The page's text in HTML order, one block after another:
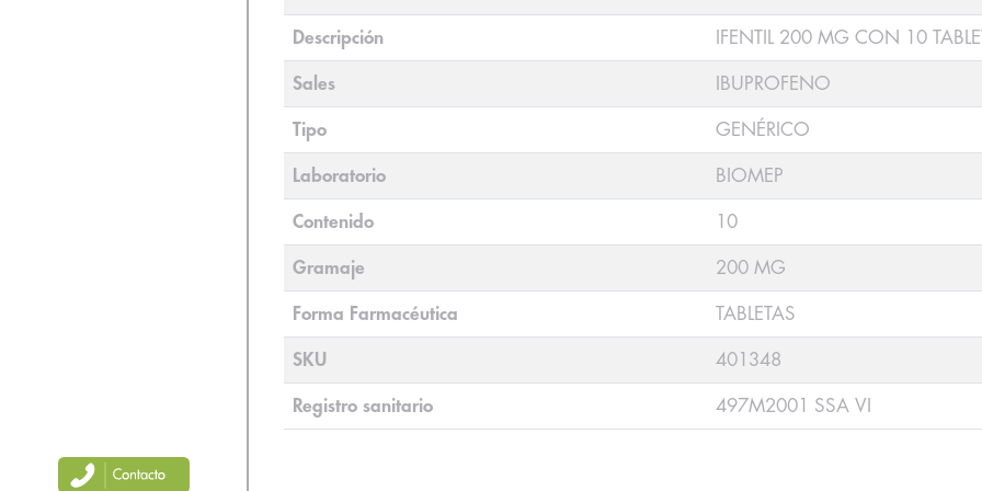
Descripción IFENTIL 200 MG CON 10
Sales IBUPROFENO
Tipo GENÉRICO
Laboratorio BIOMEP
Contenido 10
Gramaje 200 MG
Forma Farmacéutica TABLETAS
SKU 401348
Registro sanitario 497M2001 SSA VI